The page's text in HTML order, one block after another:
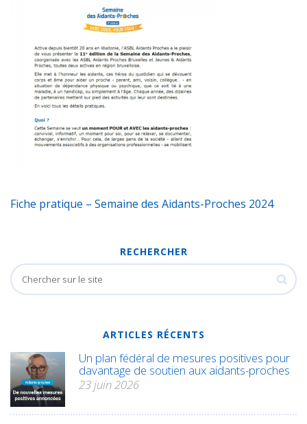
Fiche pratique – Semaine des Aidants-Proches 2024
RECHERCHER
ARTICLES RÉCENTS
Un plan fédéral de mesures positives pour
davantage de soutien aux aidants-proches
23 juin 2026